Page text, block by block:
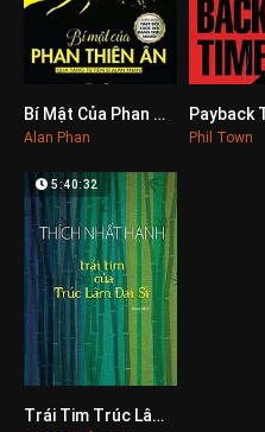
0
Bí Mật Của Phan Thiên Ân
Alan Phan Phil Town
0
5:40:32
Trái Tim Trúc Lâm Đại Sĩ